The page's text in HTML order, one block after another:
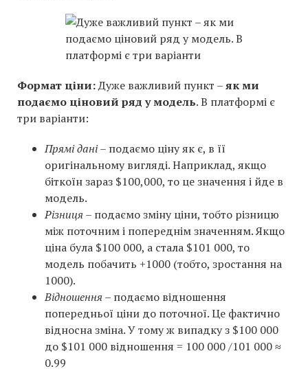
Формат ціни:Дуже важливий пункт –як ми
подаємо ціновий ряд у модель. В платформі є
три варіанти:
Прямі дані– подаємо ціну як є, в її
оригінальному вигляді. Наприклад, якщо
біткоїн зараз $100,000, то це значення і йде в
модель.
Різниця – подаємо зміну ціни, тобто різницю
між поточним і попереднім значенням. Якщо
ціна була $100 000, а стала $101 000, то
модель побачить +1000 (тобто, зростання на
1000).
Відношення – подаємо відношення
попередньої ціни до поточної. Це фактично
відносна зміна. У тому ж випадку з $100 000
до $101 000 відношення = 100 000 /101 000 ≈
0.99